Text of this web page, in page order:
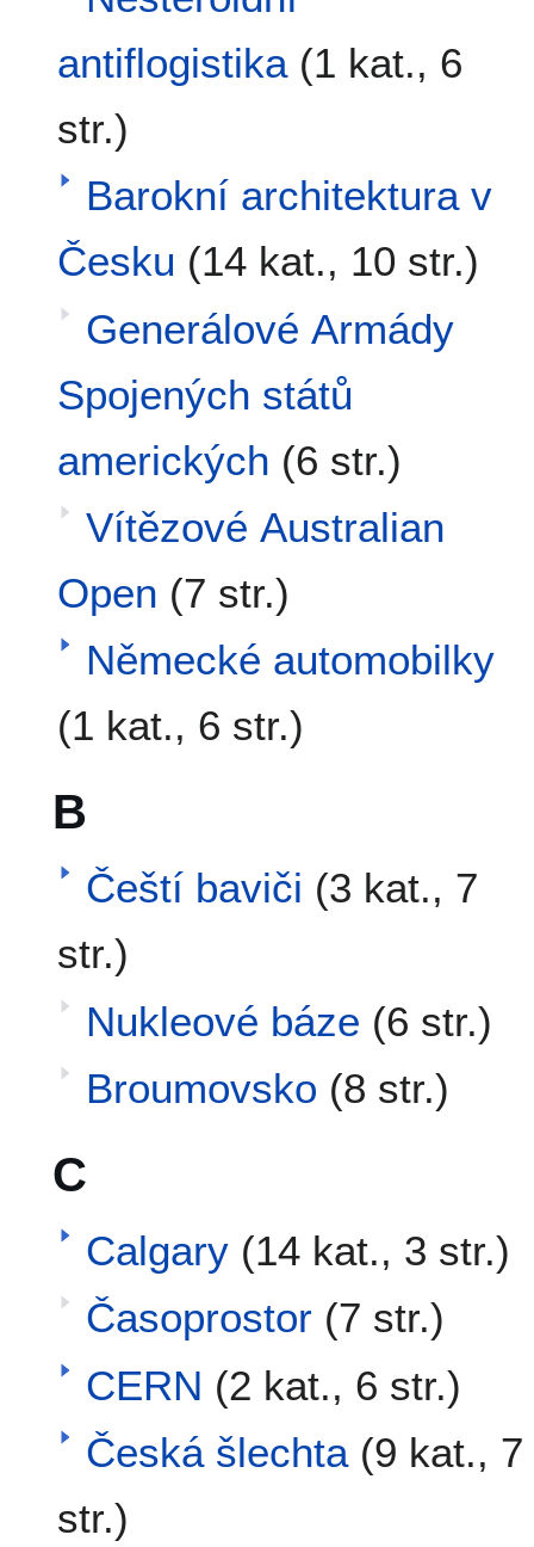
antiflogistika (1 kat., 6
str.)
Barokní architektura v
Česku (14 kat., 10 str.)
Generálové Armády
Spojených států
amerických (6 str.)
Vítězové Australian
Open (7 str.)
Německé automobilky
(1 kat., 6 str.)
B
Čeští baviči (3 kat., 7
str.)
Nukleové báze (6 str.)
Broumovsko (8 str.)
C
Calgary (14 kat., 3 str.)
Časoprostor (7 str.)
CERN (2 kat., 6 str.)
Česká šlechta (9 kat., 7
str.)